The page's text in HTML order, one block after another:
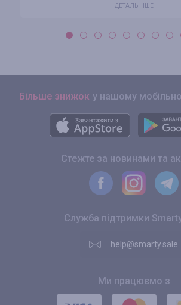
ДЕТАЛЬНІШЕ
Більше знижок у нашому
Стежте за новинами та
Служба підтримки
help@smarty.sale
Ми працюємо з